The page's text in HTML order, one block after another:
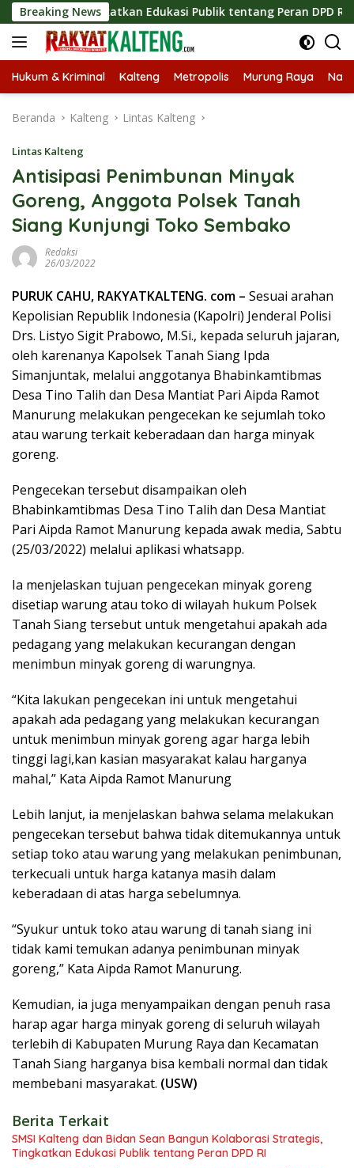
Langsung
ke
konten
Breaking NewsEdukasi Publik tentang Peran DPD RI
Hukum & Kriminal Kalteng Metropolis Murung Raya
Beranda Kalteng Lintas Kalteng
Lintas Kalteng
Antisipasi Penimbunan Minyak
Goreng, Anggota Polsek Tanah
Siang Kunjungi Toko Sembako
Redaksi
26/03/2022
PURUK CAHU, RAKYATKALTENG. com – Sesuai arahan
Kepolisian Republik Indonesia (Kapolri) Jenderal Polisi
Drs. Listyo Sigit Prabowo, M.Si., kepada seluruh jajaran,
oleh karenanya Kapolsek Tanah Siang Ipda
Simanjuntak, melalui anggotanya Bhabinkamtibmas
Desa Tino Talih dan Desa Mantiat Pari Aipda Ramot
Manurung melakukan pengecekan ke sejumlah toko
atau warung terkait keberadaan dan harga minyak
goreng.
Pengecekan tersebut disampaikan oleh
Bhabinkamtibmas Desa Tino Talih dan Desa Mantiat
Pari Aipda Ramot Manurung kepada awak media, Sabtu
(25/03/2022) melalui aplikasi whatsapp.
Ia menjelaskan tujuan pengecekan minyak goreng
disetiap warung atau toko di wilayah hukum Polsek
Tanah Siang tersebut untuk mengetahui apakah ada
pedagang yang melakukan kecurangan dengan
menimbun minyak goreng di warungnya.
“Kita lakukan pengecekan ini untuk mengetahui
apakah ada pedagang yang melakukan kecurangan
untuk menimbun minyak goreng agar harga lebih
tinggi lagi,kan kasian masyarakat kalau harganya
mahal,” Kata Aipda Ramot Manurung
Lebih lanjut, ia menjelaskan bahwa selama melakukan
pengecekan tersebut bahwa tidak ditemukannya untuk
setiap toko atau warung yang melakukan penimbunan,
terkecuali untuk harga katanya masih dalam
keberadaan di atas harga sebelumnya.
“Syukur untuk toko atau warung di tanah siang ini
tidak kami temukan adanya penimbunan minyak
goreng,” Kata Aipda Ramot Manurung.
Kemudian, ia juga menyampaikan dengan penuh rasa
harap agar harga minyak goreng di seluruh wilayah
terlebih di Kabupaten Murung Raya dan Kecamatan
Tanah Siang harganya bisa kembali normal dan tidak
membebani masyarakat. (USW)
Berita Terkait
SMSI Kalteng dan Bidan Sean Bangun Kolaborasi Strategis,
Tingkatkan Edukasi Publik tentang Peran DPD RI